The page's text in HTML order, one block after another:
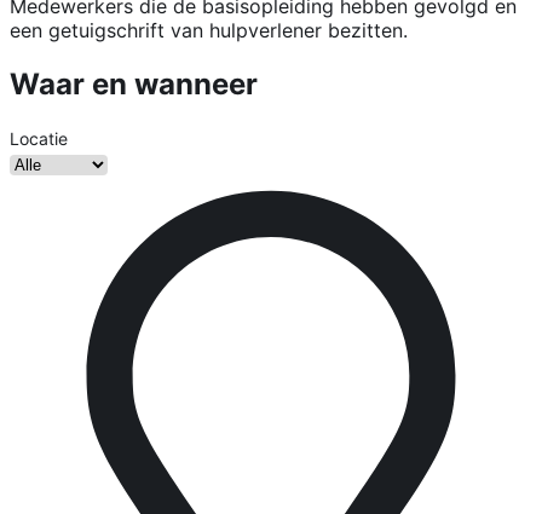
Medewerkers die de basisopleiding hebben gevolgd en
een getuigschrift van hulpverlener bezitten.
Waar en wanneer
Locatie